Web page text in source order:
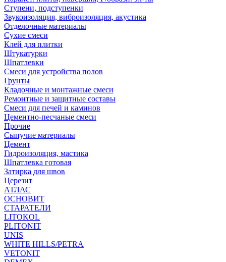
Ступени, подступенки
Звукоизоляция, виброизоляция, акустика
Отделочные материалы
Сухие смеси
Клей для плитки
Штукатурки
Шпатлевки
Смеси для устройства полов
Грунты
Кладочные и монтажные смеси
Ремонтные и защитные составы
Смеси для печей и каминов
Цементно-песчаные смеси
Прочие
Сыпучие материалы
Цемент
Гидроизоляция, мастика
Шпатлевка готовая
Затирка для швов
Церезит
АТЛАС
ОСНОВИТ
СТАРАТЕЛИ
LITOKOL
PLITONIT
UNIS
WHITE HILLS/PETRA
VETONIT